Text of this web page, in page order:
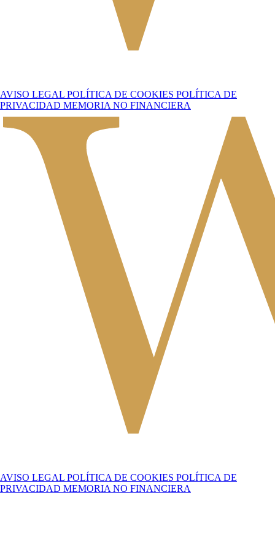
AVISO LEGAL POLÍTICA DE COOKIES POLÍTICA DE
PRIVACIDAD MEMORIA NO FINANCIERA
AVISO LEGAL POLÍTICA DE COOKIES POLÍTICA DE
PRIVACIDAD MEMORIA NO FINANCIERA